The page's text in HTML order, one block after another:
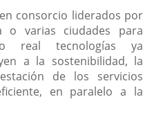
consorcio liderados por
o varias ciudades para
real tecnologías ya
a la sostenibilidad, la
de los servicios
en paralelo a la